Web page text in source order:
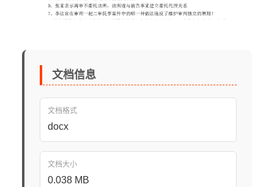
文档信息
文档格式
docx
文档大小
0.038 MB